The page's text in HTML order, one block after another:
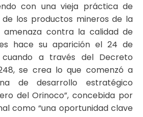
con una vieja práctica de
los productos mineros de la
amenaza contra la calidad de
hace su aparición el 24 de
cuando a través del Decreto
se crea lo que comenzó a
de desarrollo estratégico
del Orinoco”, concebida por
como “una oportunidad clave